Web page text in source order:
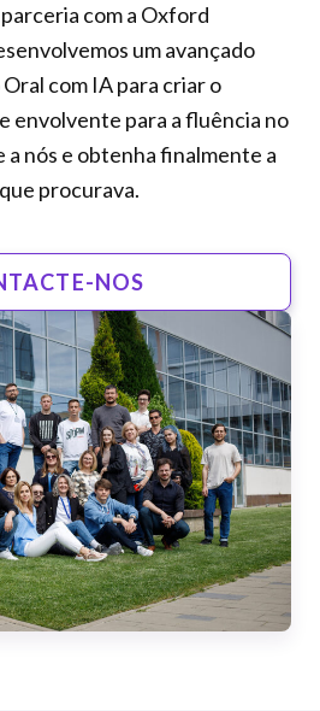
com a Oxford
um avançado
com IA para criar o
envolvente para a fluência no
a nós e obtenha finalmente a
procurava.
NOS